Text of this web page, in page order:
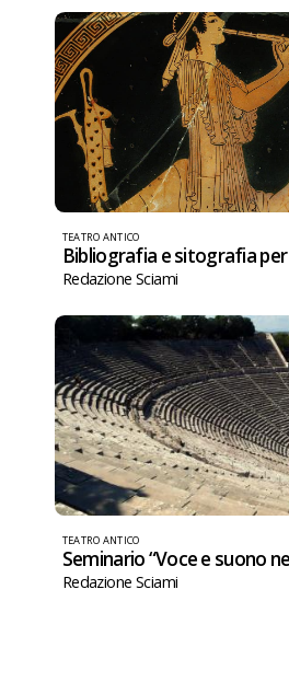
TEATRO ANTICO
Bibliografia e sitografia
Redazione Sciami
TEATRO ANTICO
Seminario “Voce e suono
Redazione Sciami